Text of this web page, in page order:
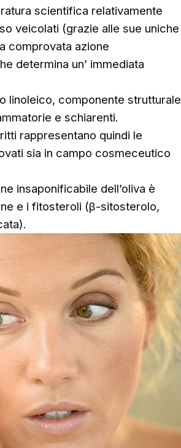
scientifica relativamente
veicolati (grazie alle sue uniche
comprovata azione
determina un’ immediata
linoleico, componente strutturale
e schiarenti.
rappresentano quindi le
sia in campo cosmeceutico
insaponificabile dell’oliva è
e i fitosteroli (β-sitosterolo,